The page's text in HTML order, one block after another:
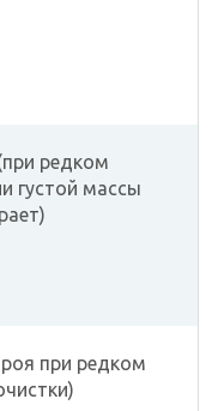
редком
густой массы
при редком